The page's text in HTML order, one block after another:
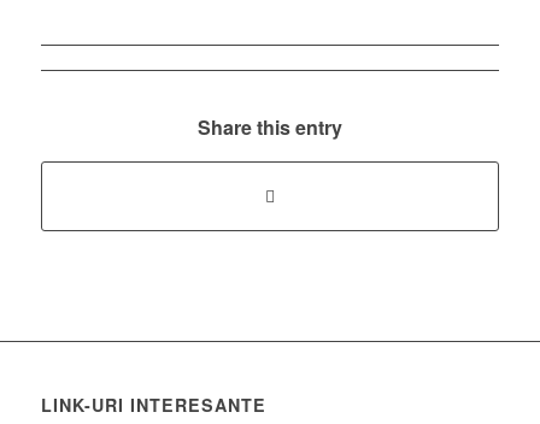
Share this entry
LINK-URI INTERESANTE